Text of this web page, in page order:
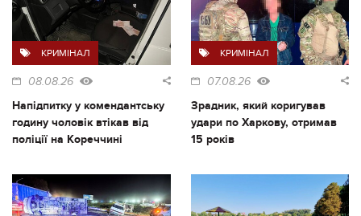
КРИМІНАЛ
08.08.26
Напідпитку у комендантську
годину чоловік втікав від
поліції на Кореччині
КРИМІНАЛ
07.08.26
Зрадник, який коригував
удари по Харкову, отримав
15 років